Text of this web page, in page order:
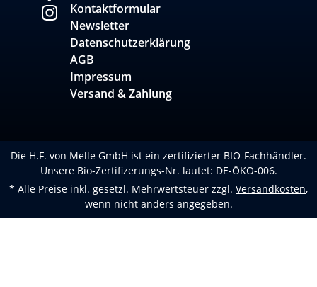
Kontaktformular
Newsletter
Datenschutzerklärung
AGB
Impressum
Versand & Zahlung
Die H.F. von Melle GmbH ist ein zertifizierter BIO-Fachhändler.
Unsere Bio-Zertifizerungs-Nr. lautet: DE-ÖKO-006.
* Alle Preise inkl. gesetzl. Mehrwertsteuer zzgl. Versandkosten,
wenn nicht anders angegeben.